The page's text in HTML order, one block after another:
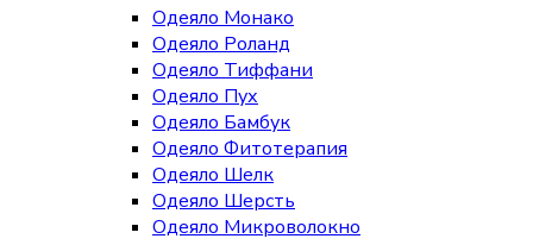
Одеяло Монако
Одеяло Роланд
Одеяло Тиффани
Одеяло Пух
Одеяло Бамбук
Одеяло Фитотерапия
Одеяло Шелк
Одеяло Шерсть
Одеяло Микроволокно